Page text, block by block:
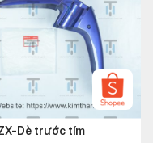
Dè trước tím